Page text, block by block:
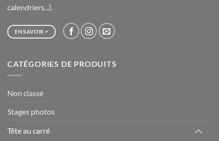
calendriers...).
EN SAVOIR +
CATÉGORIES DE PRODUITS
Non classé
Stages photos
Tête au carré